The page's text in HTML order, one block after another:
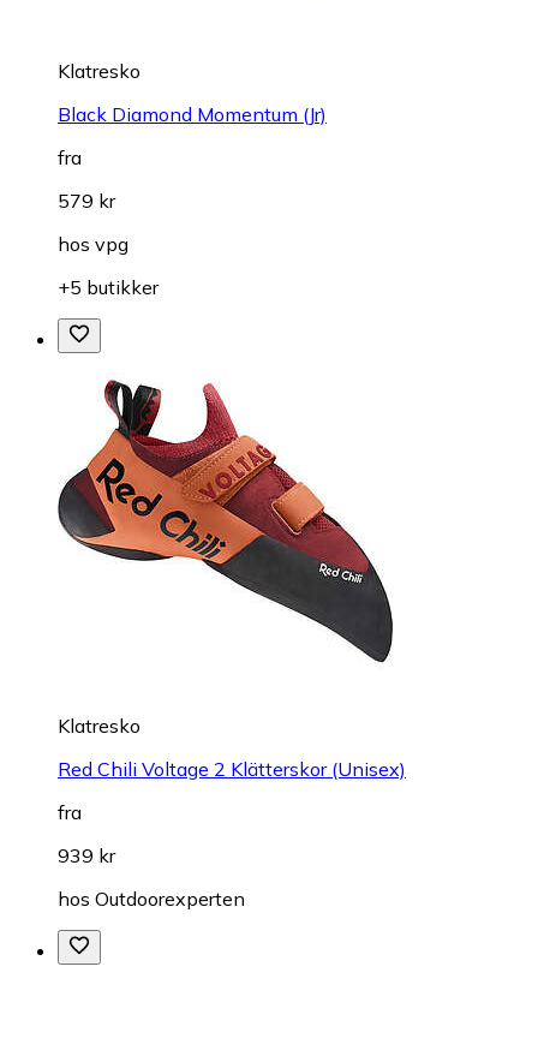
Klatresko
Black Diamond Momentum (Jr)
fra
579 kr
hos vpg
+5 butikker
Klatresko
Red Chili Voltage 2 Klätterskor (Unisex)
fra
939 kr
hos Outdoorexperten